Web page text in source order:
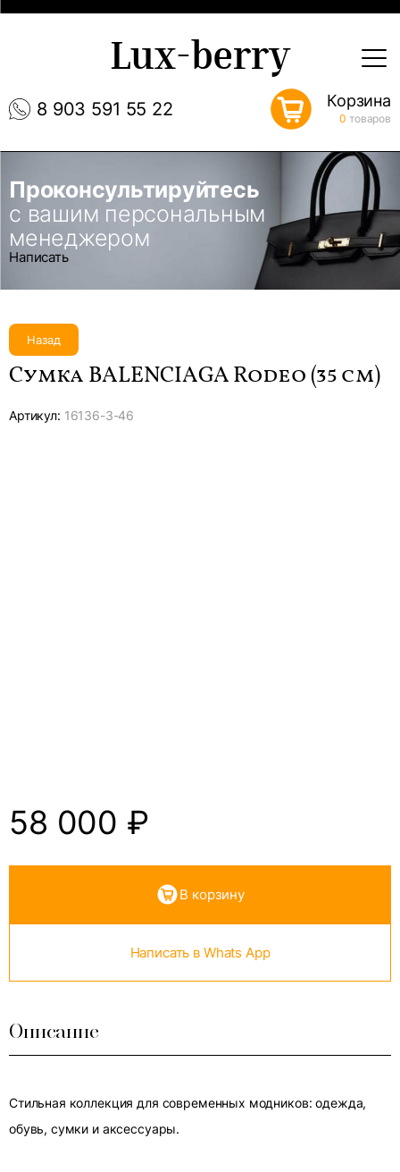
8 903 591 55 22
Lux-berry
Корзина
0 товаров
Проконсультируйтесь
с вашим персональным
менеджером
Написать
Назад
Сумка BALENCIAGA Rodeo (35 см)
Артикул: 16136-3-46
58 000 ₽
В корзину
Написать в Whats App
Описание
Стильная коллекция для современных модников: одежда,
обувь, сумки и аксессуары.